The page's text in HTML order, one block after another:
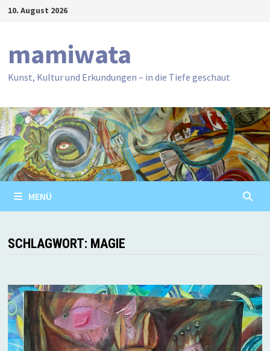
Zum10. August 2026
mamiwata
Kunst, Kultur und Erkundungen – in die Tiefe geschaut
MENÜ
SCHLAGWORT: MAGIE